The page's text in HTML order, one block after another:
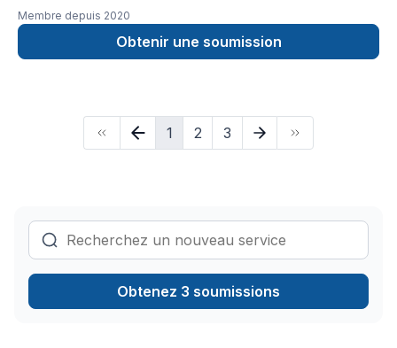
d’unités existantesService de retrait et disposition d’anciens
équipementsPourquoi choisir GO-CLIM ?✔️ Travail soigné et
efficace✔️ Produits performants à prix compétitifs✔️ Service
Membre depuis 2020
Obtenir une soumission
1 2 3
Obtenez 3 soumissions